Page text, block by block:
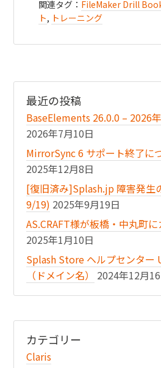
関連タグ： FileMaker Drill
ト, トレーニング
最近の投稿
BaseElements 26.0.0 – 2026
2026年7月10日
MirrorSync 6 サポート終了に
2025年12月8日
[復旧済み]Splash.jp 障害発生
9/19) 2025年9月19日
AS.CRAFT様が板橋・中丸町に
2025年1月10日
Splash Store ヘルプセンター
（ドメイン名）
2024年12月
カテゴリー
Claris